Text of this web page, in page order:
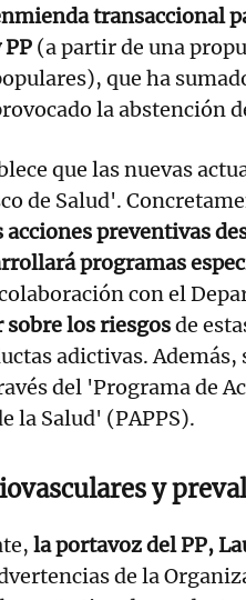
transaccional
PP (a partir de una
que ha
la abstención
que las nuevas
de Salud'.
preventivas
programas
con el
los riesgosde
adictivas. Además,
del 'Programa de
la Salud' (PAPPS).
y
la portavoz del PP,
de la